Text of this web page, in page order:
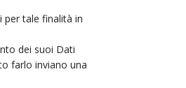
per tale finalità in
dei suoi Dati
farlo inviano una